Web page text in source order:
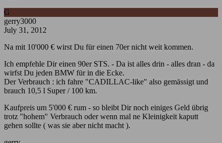
G
gerry3000
July 31, 2012
Na mit 10'000 € wirst Du für einen 70er nicht weit kommen.
Ich empfehle Dir einen 90er STS. - Da ist alles drin - alles dran - da
wirfst Du jeden BMW für in die Ecke.
Der Verbrauch : ich fahre "CADILLAC-like" also gemässigt und
brauch 10,5 l Super / 100 km.
Kaufpreis um 5'000 € rum - so bleibt Dir noch einiges Geld übrig
trotz "hohem" Verbrauch oder wenn mal ne Kleinigkeit kaputt
gehen sollte ( was sie aber nicht macht ).